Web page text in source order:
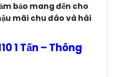
bảo mang đến cho
mãi chu đáo và hài
1 Tấn – Thông